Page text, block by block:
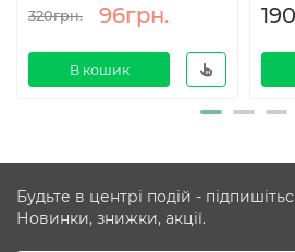
320грн. 96грн.
В кошик
Будьте в центрі подій -
Новинки, знижки, акції.